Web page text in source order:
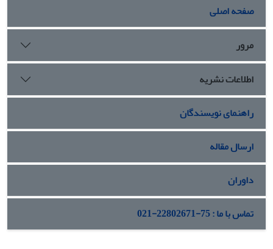
صفحه اصلی
مرور
اطلاعات نشریه
راهنمای نویسندگان
ارسال مقاله
داوران
تماس با ما : 75-22802671-021